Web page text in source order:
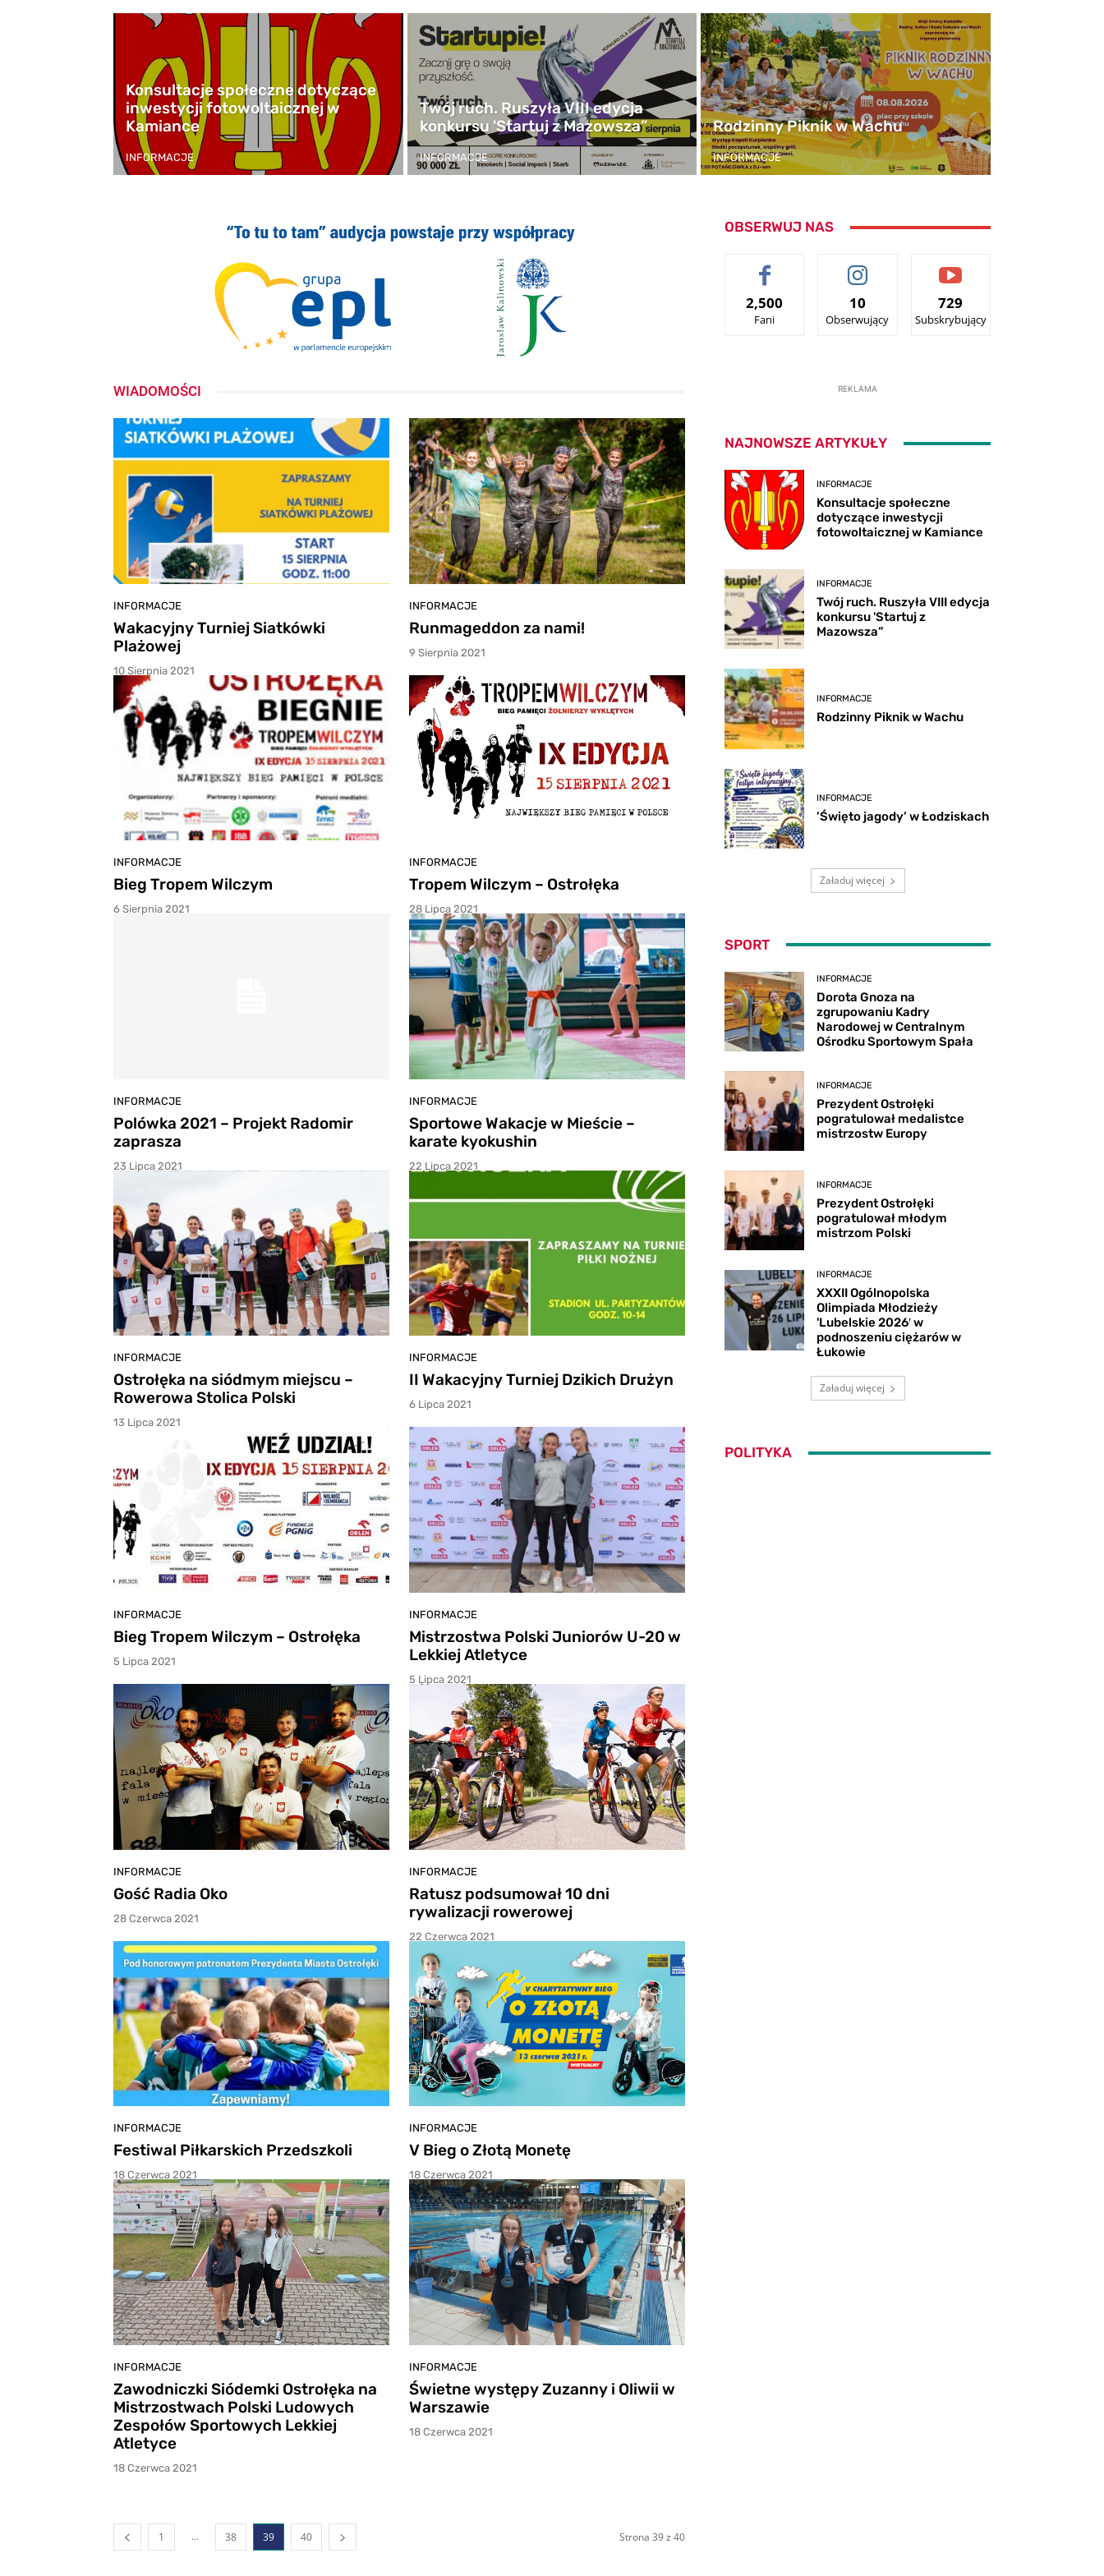
Konsultacje społeczne dotyczące
inwestycji fotowoltaicznej w
Kamiance
INFORMACJE
Twój ruch. Ruszyła VIII edycja
konkursu 'Startuj z Mazowsza”
INFORMACJE
Rodzinny Piknik w Wachu
INFORMACJE
WIADOMOŚCI
INFORMACJE
Wakacyjny Turniej Siatkówki
Plażowej
10 Sierpnia 2021
INFORMACJE
Runmageddon za nami!
9 Sierpnia 2021
INFORMACJE
Bieg Tropem Wilczym
6 Sierpnia 2021
INFORMACJE
Tropem Wilczym – Ostrołęka
28 Lipca 2021
INFORMACJE
Polówka 2021 – Projekt Radomir
zaprasza
23 Lipca 2021
INFORMACJE
Sportowe Wakacje w Mieście –
karate kyokushin
22 Lipca 2021
INFORMACJE
Ostrołęka na siódmym miejscu –
Rowerowa Stolica Polski
13 Lipca 2021
INFORMACJE
II Wakacyjny Turniej Dzikich Drużyn
6 Lipca 2021
INFORMACJE
Bieg Tropem Wilczym – Ostrołęka
5 Lipca 2021
INFORMACJE
Mistrzostwa Polski Juniorów U-20 w
Lekkiej Atletyce
5 Lipca 2021
INFORMACJE
Gość Radia Oko
28 Czerwca 2021
INFORMACJE
Ratusz podsumował 10 dni
rywalizacji rowerowej
22 Czerwca 2021
INFORMACJE
Festiwal Piłkarskich Przedszkoli
18 Czerwca 2021
INFORMACJE
V Bieg o Złotą Monetę
18 Czerwca 2021
INFORMACJE
Zawodniczki Siódemki Ostrołęka na
Mistrzostwach Polski Ludowych
Zespołów Sportowych Lekkiej
Atletyce
18 Czerwca 2021
INFORMACJE
Świetne występy Zuzanny i Oliwii w
Warszawie
18 Czerwca 2021
1 ... 38 39 40 Strona 39 z 40
OBSERWUJ NAS
2,500
Fani
10
Obserwujący
729
Subskrybujący
REKLAMA
NAJNOWSZE ARTYKUŁY
INFORMACJE
Konsultacje społeczne
dotyczące inwestycji
fotowoltaicznej w Kamiance
INFORMACJE
Twój ruch. Ruszyła VIII edycja
konkursu 'Startuj z
Mazowsza”
INFORMACJE
Rodzinny Piknik w Wachu
INFORMACJE
’Święto jagody’ w Łodziskach
Załaduj więcej
SPORT
INFORMACJE
Dorota Gnoza na
zgrupowaniu Kadry
Narodowej w Centralnym
Ośrodku Sportowym Spała
INFORMACJE
Prezydent Ostrołęki
pogratulował medalistce
mistrzostw Europy
INFORMACJE
Prezydent Ostrołęki
pogratulował młodym
mistrzom Polski
INFORMACJE
XXXII Ogólnopolska
Olimpiada Młodzieży
'Lubelskie 2026′ w
podnoszeniu ciężarów w
Łukowie
Załaduj więcej
POLITYKA